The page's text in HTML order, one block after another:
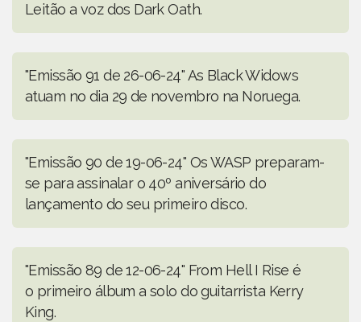
Leitão a voz dos Dark Oath.
"Emissão 91 de 26-06-24" As Black Widows
atuam no dia 29 de novembro na Noruega.
"Emissão 90 de 19-06-24" Os WASP preparam-
se para assinalar o 40º aniversário do
lançamento do seu primeiro disco.
"Emissão 89 de 12-06-24" From Hell I Rise é
o primeiro álbum a solo do guitarrista Kerry
King.